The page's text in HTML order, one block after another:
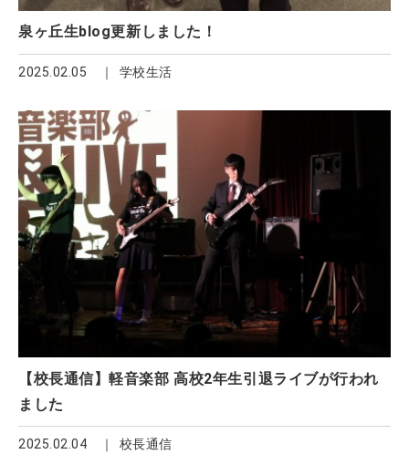
泉ヶ丘生blog更新しました！
2025.02.05 学校生活
【校長通信】軽音楽部 高校2年生引退ライブが行われ
ました
2025.02.04 校長通信